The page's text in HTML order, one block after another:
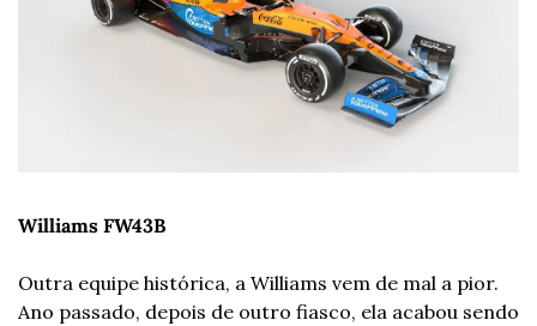
Williams FW43B
Outra equipe histórica, a Williams vem de mal a pior.
Ano passado, depois de outro fiasco, ela acabou sendo